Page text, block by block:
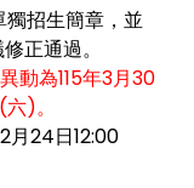
招生簡章，並
正通過。
動為115年3月30
)。
月24日12:00